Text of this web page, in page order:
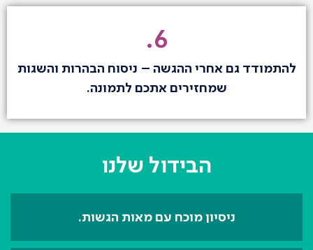
6.
להתמודד גם אחרי ההגשה – ניסוח הבהרות והשגות
שמחזירים אתכם לתמונה.
הבידול שלנו
ניסיון מוכח עם מאות הגשות.